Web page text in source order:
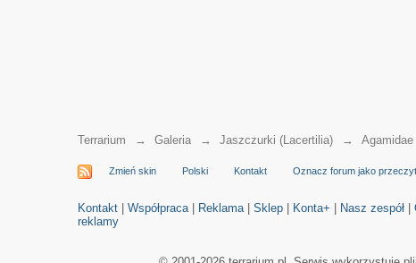
Terrarium → Galeria → Jaszczurki (Lacertilia) →
Zmień skin Polski Kontakt Oznacz forum jako
Kontakt |Współpraca| Reklama|Sklep Konta+ Nasz zespół |
reklamy